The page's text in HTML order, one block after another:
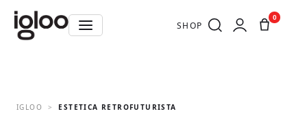
SHOP
0
IGLOO ESTETICA RETROFUTURISTA